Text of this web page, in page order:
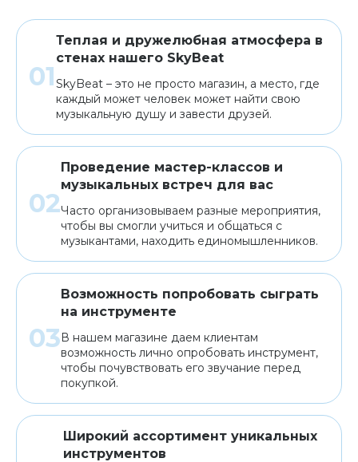
Теплая и дружелюбная атмосфера в
стенах нашего SkyBeat
SkyBeat – это не просто магазин, а место, где
каждый может человек может найти свою
музыкальную душу и завести друзей.
Проведение мастер-классов и
музыкальных встреч для вас
Часто организовываем разные мероприятия,
чтобы вы смогли учиться и общаться с
музыкантами, находить единомышленников.
Возможность попробовать сыграть
на инструменте
В нашем магазине даем клиентам
возможность лично опробовать инструмент,
чтобы почувствовать его звучание перед
покупкой.
Широкий ассортимент уникальных
инструментов